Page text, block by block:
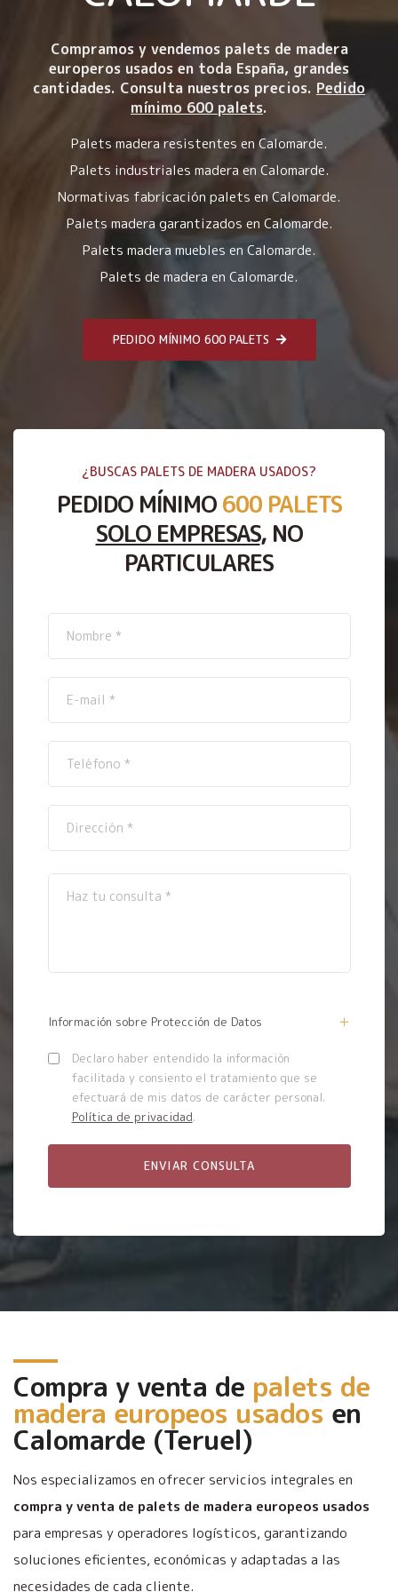
Compramos y vendemos palets de madera
europeros usados en toda España, grandes
cantidades. Consulta nuestros precios. Pedido
mínimo 600 palets.
Palets madera resistentes en Calomarde.
Palets industriales madera en Calomarde.
Normativas fabricación palets en Calomarde.
Palets madera garantizados en Calomarde.
Palets madera muebles en Calomarde.
Palets de madera en Calomarde.
PEDIDO MÍNIMO 600 PALETS
¿BUSCAS PALETS DE MADERA USADOS?
PEDIDO MÍNIMO 600 PALETS
SOLO EMPRESAS, NO
PARTICULARES
Información sobre Protección de Datos
Declaro haber entendido la información
facilitada y consiento el tratamiento que se
efectuará de mis datos de carácter personal.
Política de privacidad.
Compra y venta de palets de
madera europeos usados en
Calomarde (Teruel)
Nos especializamos en ofrecer servicios integrales en
compra y venta de palets de madera europeos usados
para empresas y operadores logísticos, garantizando
soluciones eficientes, económicas y adaptadas a las
necesidades de cada cliente.